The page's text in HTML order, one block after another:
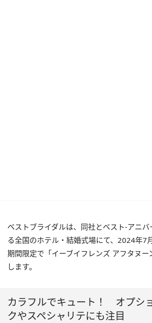
ベストブライダルは、同社とベスト-アニ
る全国のホテル・結婚式場にて、2024年7
期間限定で「イーブイフレンズ アフタヌー
します。
カラフルでキュート！ オプシ
クやスペシャリテにも注目